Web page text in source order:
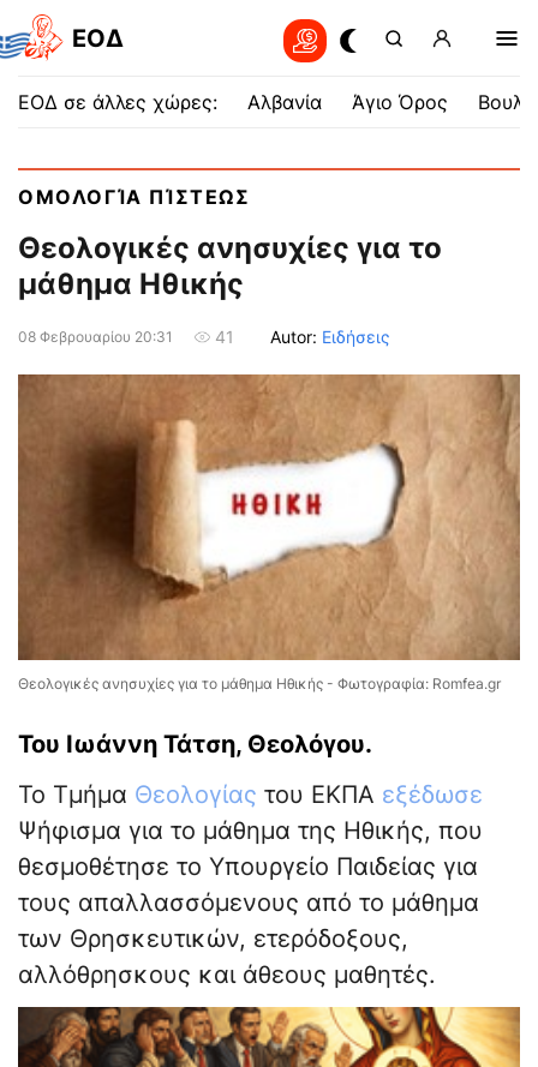
EOΔ
ΕΟΔ σε άλλες χώρες: Αλβανία Άγιο Όρος
ΟΜΟΛΟΓΊΑ ΠΊΣΤΕΩΣ
Θεολογικές ανησυχίες για το
μάθημα Ηθικής
08 Φεβρουαρίου 20:31 41 Autor: Ειδήσεις
Θεολογικές ανησυχίες για το μάθημα Ηθικής - Φωτογραφία: Romfea.gr
Του Ιωάννη Τάτση, Θεολόγου.
To Τμήμα Θεολογίας του ΕΚΠΑ εξέδωσε
Ψήφισμα για το μάθημα της Ηθικής, που
θεσμοθέτησε το Υπουργείο Παιδείας για
τους απαλλασσόμενους από το μάθημα
των Θρησκευτικών, ετερόδοξους,
αλλόθρησκους και άθεους μαθητές.